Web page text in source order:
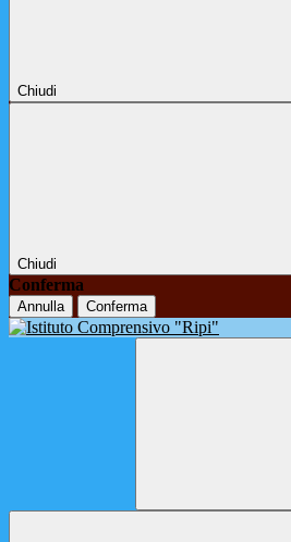
Chiudi
Chiudi
Conferma
Annulla Conferma